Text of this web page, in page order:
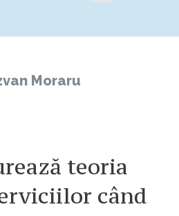
Moraru
teoria
când